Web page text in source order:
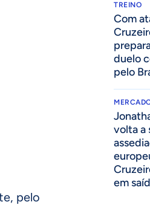
pelo
TREINO
Com
duelo
pelo
volta a
em